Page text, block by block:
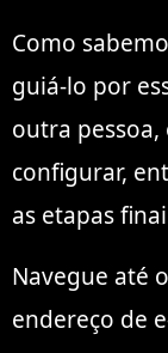
Como
guiá-lo por
outra
configurar,
as etapas
Navegue até o
endereço de